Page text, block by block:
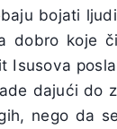
bojati
dobro koje
Isusova
dajući do
nego da